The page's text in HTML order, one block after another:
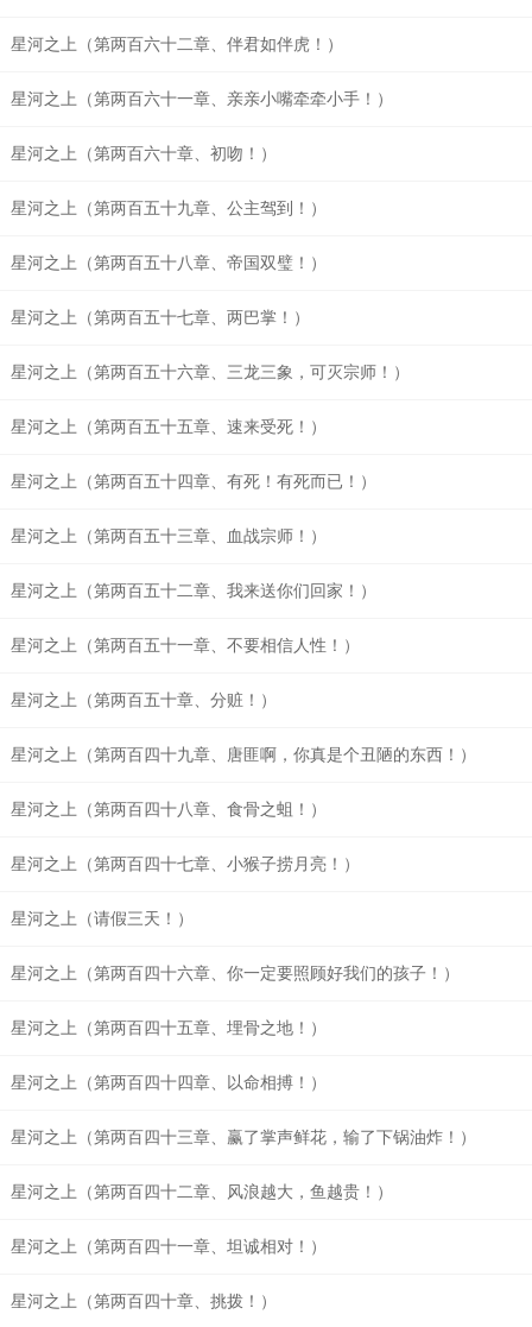
星河之上（第两百六十二章、伴君如伴虎！）
星河之上（第两百六十一章、亲亲小嘴牵牵小手！）
星河之上（第两百六十章、初吻！）
星河之上（第两百五十九章、公主驾到！）
星河之上（第两百五十八章、帝国双璧！）
星河之上（第两百五十七章、两巴掌！）
星河之上（第两百五十六章、三龙三象，可灭宗师！）
星河之上（第两百五十五章、速来受死！）
星河之上（第两百五十四章、有死！有死而已！）
星河之上（第两百五十三章、血战宗师！）
星河之上（第两百五十二章、我来送你们回家！）
星河之上（第两百五十一章、不要相信人性！）
星河之上（第两百五十章、分赃！）
星河之上（第两百四十九章、唐匪啊，你真是个丑陋的东西！）
星河之上（第两百四十八章、食骨之蛆！）
星河之上（第两百四十七章、小猴子捞月亮！）
星河之上（请假三天！）
星河之上（第两百四十六章、你一定要照顾好我们的孩子！）
星河之上（第两百四十五章、埋骨之地！）
星河之上（第两百四十四章、以命相搏！）
星河之上（第两百四十三章、赢了掌声鲜花，输了下锅油炸！）
星河之上（第两百四十二章、风浪越大，鱼越贵！）
星河之上（第两百四十一章、坦诚相对！）
星河之上（第两百四十章、挑拨！）